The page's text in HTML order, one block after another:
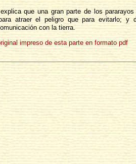
que una gran parte de los
atraer el peligro que para evitarlo; y
con la tierra.
impreso de esta parte en formato pdf